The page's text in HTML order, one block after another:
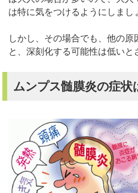
は特に気をつけるようにしまし
しかし、その場合でも、他の
と、深刻化する可能性は低いと
ムンプス髄膜炎の症状